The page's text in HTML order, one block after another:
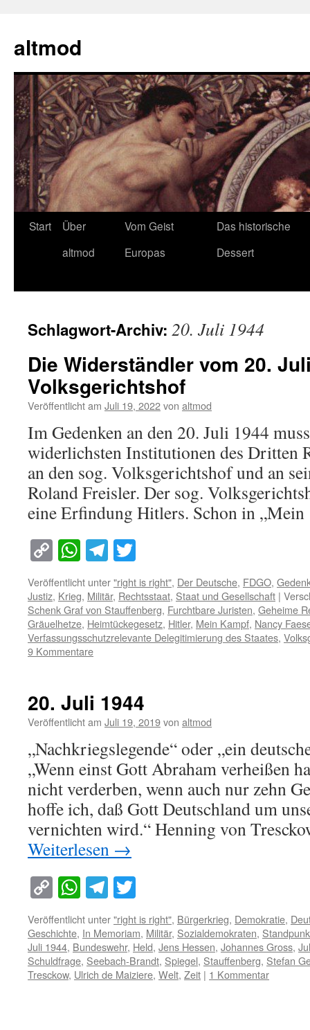
springen
altmod
Start
Über
altmod
Vom Geist
Europas
Das historische
Dessert
Schlagwort-Archiv: 20. Juli 1944
Die Widerständler vom 20.
Volksgerichtshof
Veröffentlicht am Juli 19, 2022von altmod
Im Gedenken an den 20. Juli 1944
widerlichsten Institutionen des Dritten
an den sog. Volksgerichtshof und an
Roland Freisler. Der sog.
eine Erfindung Hitlers. Schon in
Copy
Link
WhatsApp
Telegram
Veröffentlicht unter"right is right", Der Deutsche, FDGO,
Justiz, Krieg, Militär, Rechtsstaat, Staat und Gesellschaft |
Schenk Graf von Stauffenberg, Furchtbare Juristen, Geheime
Gräuelhetze, Heimtückegesetz, Hitler, Mein Kampf, Nancy
Verfassungsschutzrelevante Delegitimierung des Staates,
9 Kommentare
20. Juli 1944
Veröffentlicht am Juli 19, 2019von altmod
„Nachkriegslegende“ oder „ein
„Wenn einst Gott Abraham verheißen
nicht verderben, wenn auch nur zehn
hoffe ich, daß Gott Deutschland um
vernichten wird.“ Henning von
Weiterlesen →
Copy
Link
WhatsApp
Telegram
Veröffentlicht unter"right is right", Bürgerkrieg, Demokratie,
Geschichte, In Memoriam, Militär, Sozialdemokraten,
Juli 1944, Bundeswehr, Held, Jens Hessen, Johannes Gross,
Schuldfrage, Seebach-Brandt, Spiegel, Stauffenberg, Stefan
Tresckow, Ulrich de Maiziere, Welt, Zeit | 1 Kommentar